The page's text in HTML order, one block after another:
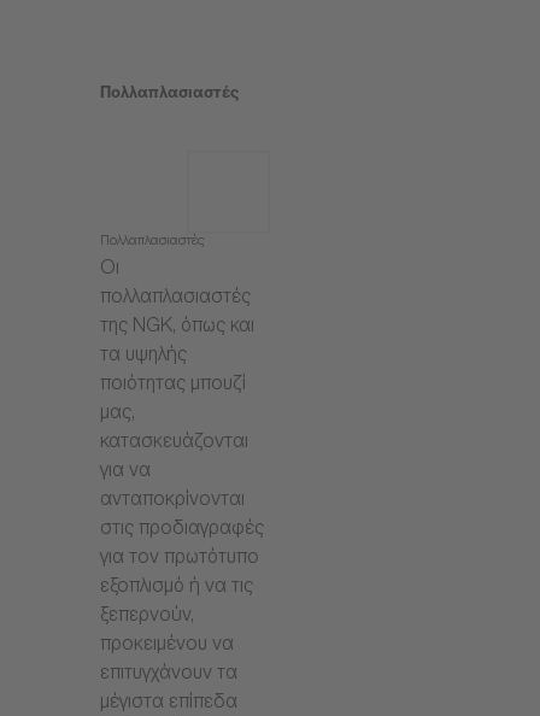
Πολλαπλασιαστές
Πολλαπλασιαστές
Οι
πολλαπλασιαστές
της NGK, όπως και
τα υψηλής
ποιότητας μπουζί
μας,
κατασκευάζονται
για να
ανταποκρίνονται
στις προδιαγραφές
για τον πρωτότυπο
εξοπλισμό ή να τις
ξεπερνούν,
προκειμένου να
επιτυγχάνουν τα
μέγιστα επίπεδα